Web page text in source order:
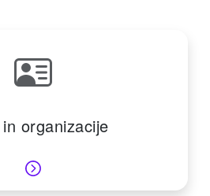
organizacije